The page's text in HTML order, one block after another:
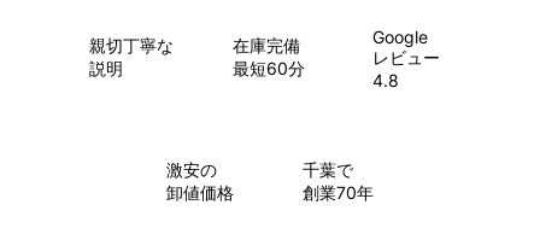
親切丁寧な
説明
在庫完備
最短60分
Google
レビュー
4.8
​激安の
卸値価格
千葉で
創業70年